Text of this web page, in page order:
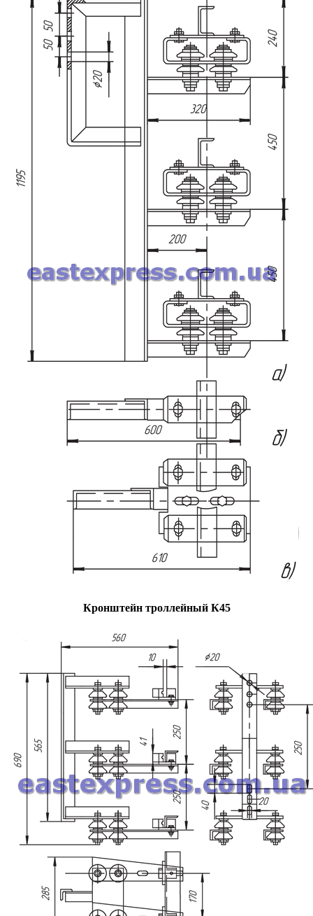
Кронштейн троллейный К45